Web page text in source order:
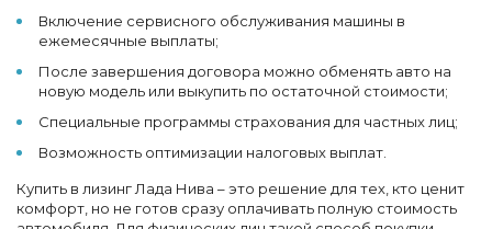
Включение сервисного обслуживания машины в
ежемесячные выплаты;
После завершения договора можно обменять авто на
новую модель или выкупить по остаточной стоимости;
Специальные программы страхования для частных лиц;
Возможность оптимизации налоговых выплат.
Купить в лизинг Лада Нива – это решение для тех, кто ценит
комфорт, но не готов сразу оплачивать полную стоимость